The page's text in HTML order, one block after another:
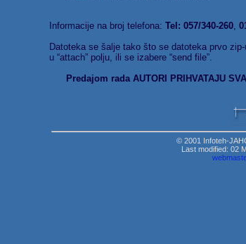
Informacije na broj telefona: Tel: 057/340-260,
Datoteka se šalje tako što se datoteka prvo
u “attach” polju, ili se izabere “send file”.
Predajom rada AUTORI PRIHVATAJU
© 2001 Infoteh-
Last modified: 02